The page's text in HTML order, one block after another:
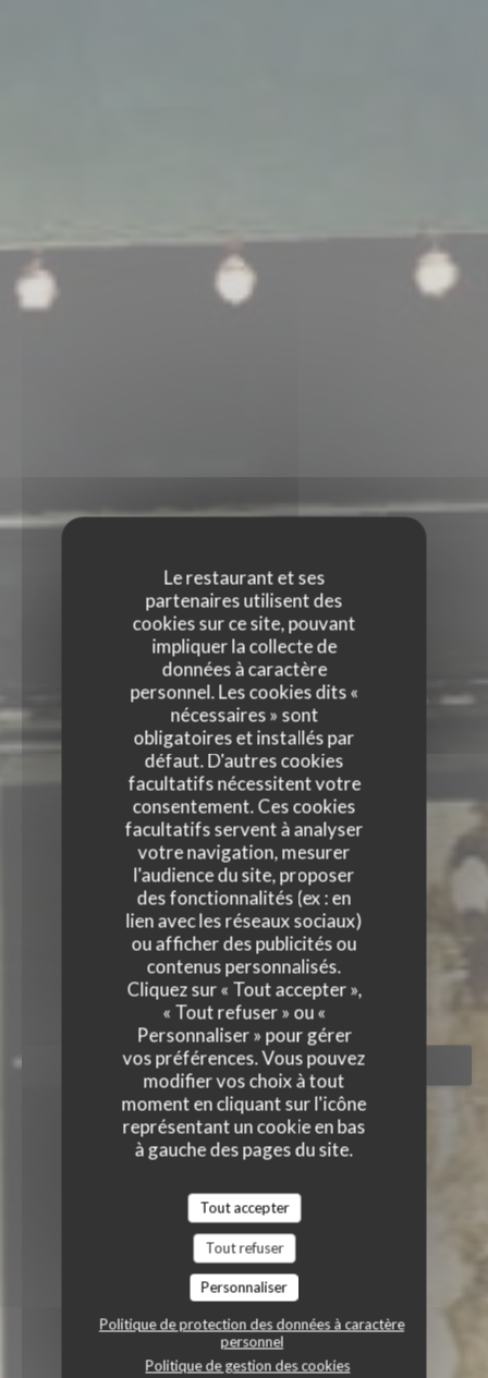
Le restaurant et ses
partenaires utilisent des
cookies sur ce site, pouvant
impliquer la collecte de
données à caractère
personnel. Les cookies dits «
nécessaires » sont
obligatoires et installés par
défaut. D'autres cookies
facultatifs nécessitent votre
consentement. Ces cookies
facultatifs servent à analyser
votre navigation, mesurer
l'audience du site, proposer
des fonctionnalités (ex : en
lien avec les réseaux sociaux)
ou afficher des publicités ou
contenus personnalisés.
Cliquez sur « Tout accepter »,
« Tout refuser » ou «
Personnaliser » pour gérer
vos préférences. Vous pouvez
modifier vos choix à tout
moment en cliquant sur l'icône
représentant un cookie en bas
à gauche des pages du site.
Tout accepter
Tout refuser
Personnaliser
Politique de protection des données à caractère
personnel
Politique de gestion des cookies
GRAZIE
GRAZIE
RESTAURANT ITALIEN|PARIS
RÉSERVER